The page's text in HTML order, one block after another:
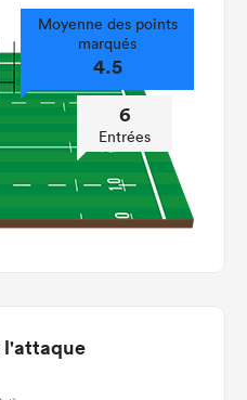
Moyenne des points
marqués
4.5
6
Entrées
l'attaque